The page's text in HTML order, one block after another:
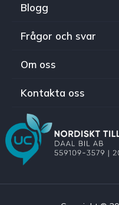
Blogg
Frågor och svar
Om oss
Kontakta oss